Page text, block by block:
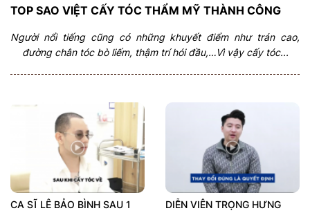
TOP SAO VIỆT CẤY TÓC THẨM MỸ THÀNH CÔNG
Người nổi tiếng cũng có những khuyết điểm như trán cao,
đường chân tóc bò liếm, thậm trí hói đầu,…Vì vậy cấy tóc...
CA SĨ LÊ BẢO BÌNH SAU 1
DIỄN VIÊN TRỌNG HƯNG